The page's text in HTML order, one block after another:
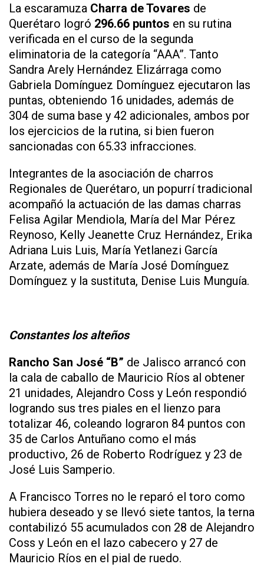
La escaramuza Charra de Tovares de
Querétaro logró 296.66 puntos en su rutina
verificada en el curso de la segunda
eliminatoria de la categoría “AAA”. Tanto
Sandra Arely Hernández Elizárraga como
Gabriela Domínguez Domínguez ejecutaron las
puntas, obteniendo 16 unidades, además de
304 de suma base y 42 adicionales, ambos por
los ejercicios de la rutina, si bien fueron
sancionadas con 65.33 infracciones.
Integrantes de la asociación de charros
Regionales de Querétaro, un popurrí tradicional
acompañó la actuación de las damas charras
Felisa Agilar Mendiola, María del Mar Pérez
Reynoso, Kelly Jeanette Cruz Hernández, Erika
Adriana Luis Luis, María Yetlanezi García
Arzate, además de María José Domínguez
Domínguez y la sustituta, Denise Luis Munguía.
Constantes los alteños
Rancho San José “B” de Jalisco arrancó con
la cala de caballo de Mauricio Ríos al obtener
21 unidades, Alejandro Coss y León respondió
logrando sus tres piales en el lienzo para
totalizar 46, coleando lograron 84 puntos con
35 de Carlos Antuñano como el más
productivo, 26 de Roberto Rodríguez y 23 de
José Luis Samperio.
A Francisco Torres no le reparó el toro como
hubiera deseado y se llevó siete tantos, la terna
contabilizó 55 acumulados con 28 de Alejandro
Coss y León en el lazo cabecero y 27 de
Mauricio Ríos en el pial de ruedo.